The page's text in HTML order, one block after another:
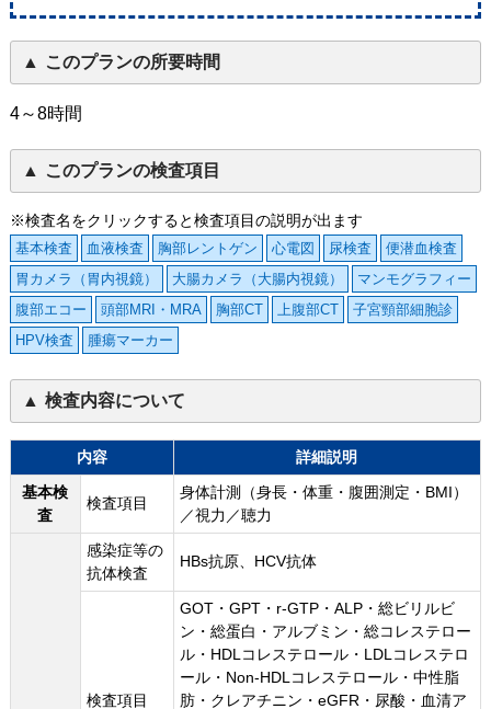
このプランの所要時間
4～8時間
このプランの検査項目
※検査名をクリックすると検査項目の説明が出ます
基本検査 血液検査 胸部レントゲン 心電図 尿検査
便潜血検査
胃カメラ（胃内視鏡）
大腸カメラ（大腸内視鏡）
マンモグラフィー
腹部エコー
頭部MRI・MRA 胸部CT 上腹部CT
子宮頸部細胞診
HPV検査
腫瘍マーカー
検査内容について
内容
詳細説明
基本検
査
検査項目
身体計測（身長・体重・腹囲測定・BMI）
／視力／聴力
感染症等の
抗体検査
HBs抗原、HCV抗体
検査項目
GOT・GPT・r-GTP・ALP・総ビリルビ
ン・総蛋白・アルブミン・総コレステロー
ル・HDLコレステロール・LDLコレステロ
ール・Non-HDLコレステロール・中性脂
肪・クレアチニン・eGFR・尿酸・血清ア